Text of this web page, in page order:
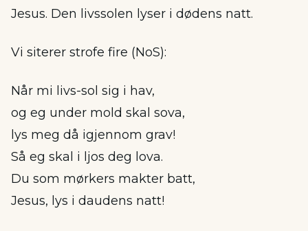
Jesus. Den livssolen lyser i dødens natt.
Vi siterer strofe fire (NoS):
Når mi livs-sol sig i hav,
og eg under mold skal sova,
lys meg då igjennom grav!
Så eg skal i ljos deg lova.
Du som mørkers makter batt,
Jesus, lys i daudens natt!